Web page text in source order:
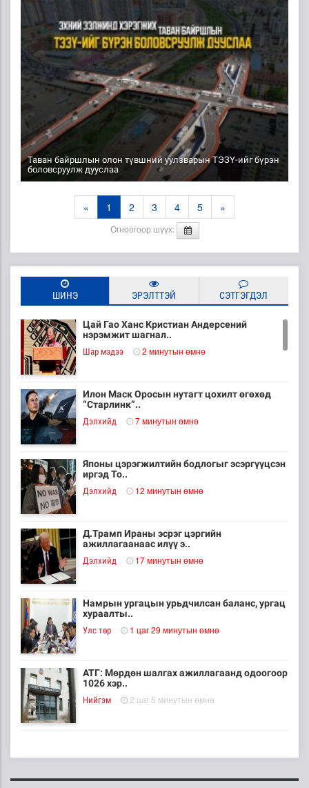
Таван байршлын олон түвшний уулзварын ТЭЗҮ-ийг бүрэн
боловсруулж дууслаа
« 1 2 3 4 5 »
Огноогоор шүүх:
ШИНЭ ЭРЭЛТТЭЙ СЭТГЭГДЭЛ
Цай Гао Ханс Кристиан Андерсений
нэрэмжит шагнал..
Шар мэдээ 2 минутын өмнө
Илон Маск Оросын нутагт цохилт өгөхөд
“Старлинк”..
Дэлхийд 7 минутын өмнө
Японы цэрэгжилтийн бодлогыг эсэргүүцсэн
иргэд То..
Дэлхийд 12 минутын өмнө
Д.Трамп Ираны эсрэг цэргийн
ажиллагаанаас илүү э..
Дэлхийд 17 минутын өмнө
Намрын ургацын урьдчилсан баланс, ургац
хураалты..
Улс төр 1 цаг 29 минутын өмнө
АТГ: Мөрдөн шалгах ажиллагаанд одоогоор
1026 хэр..
Нийгэм 2 цаг 5 минутын өмнө